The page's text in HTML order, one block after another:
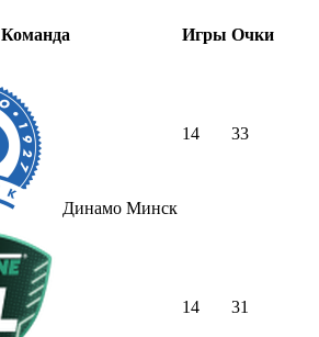
Команда Игры Очки
Динамо Минск
14 33
14 31